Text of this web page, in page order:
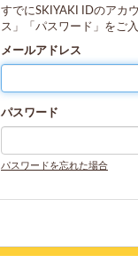
すでにSKIYAKI IDのアカ
ス」「パスワード」をご
メールアドレス
パスワード
パスワードを忘れた場合